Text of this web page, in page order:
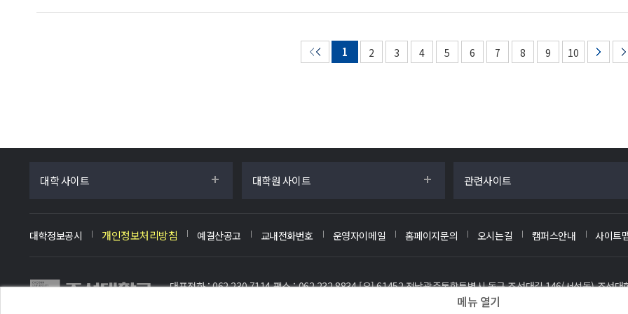
1 2 3 4 5 6 7 8 9 10
대학 사이트 대학원 사이트 관련사이트
대학정보공시 개인정보처리방침 예결산공고 교내전화번호 운영자이메일 홈페이지문의 오시는길 캠퍼스안내 사이트
대표전화 : 062.230.7114 팩스 : 062.232.8834[우] 61452 전남광주통합특별시 동구 조선대길 146(서석동) 조선대
메뉴 열기